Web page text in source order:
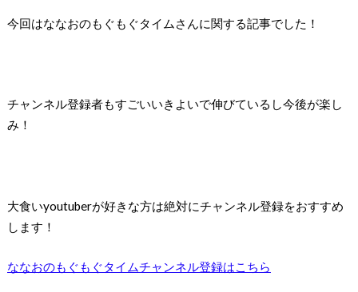
今回はななおのもぐもぐタイムさんに関する記事でした！
チャンネル登録者もすごいいきよいで伸びているし今後が楽し
み！
大食いyoutuberが好きな方は絶対にチャンネル登録をおすすめ
します！
ななおのもぐもぐタイムチャンネル登録はこちら